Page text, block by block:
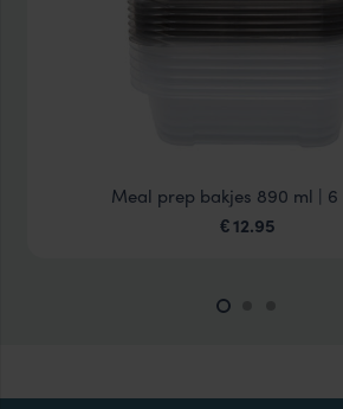
Meal prep bakjes 890 ml | 6
€ 12.95